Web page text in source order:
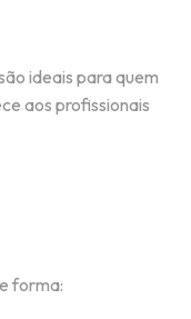
ideais para quem
aos profissionais
forma: